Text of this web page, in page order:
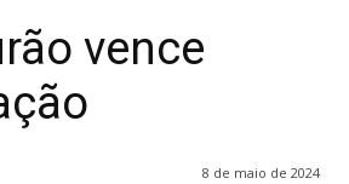
vence
8 de maio de 2024